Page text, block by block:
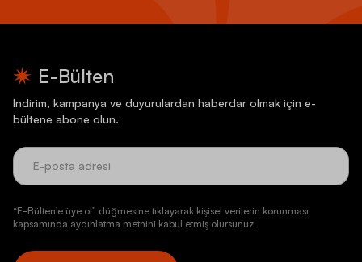
E-Bülten
İndirim, kampanya ve duyurulardan haberdar olmak için e-
bültene abone olun.
“E-Bülten’e üye ol” düğmesine tıklayarak kişisel verilerin korunması
kapsamında aydınlatma metnini kabul etmiş olursunuz.